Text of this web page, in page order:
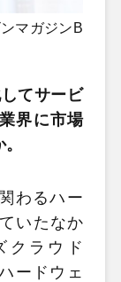
マガジンB
てサービ
界に市場
わるハー
いたなか
クラウド
ードウェ